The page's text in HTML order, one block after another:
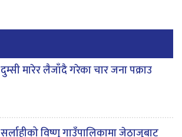
दुम्सी मारेर लैजाँदै गरेका चार जना पक्राउ
सर्लाहीको विष्णु गाउँपालिकामा जेठाजुबाट